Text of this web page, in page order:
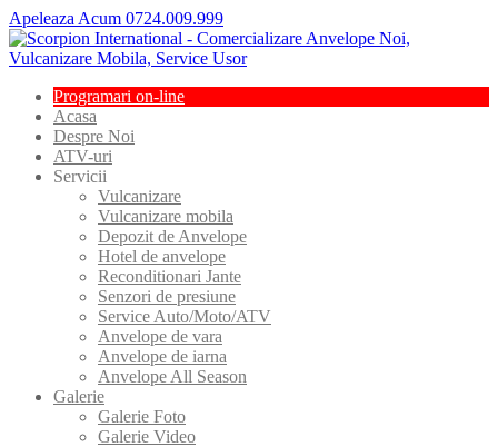
Apeleaza Acum 0724.009.999
Programari on-line
Acasa
Despre Noi
ATV-uri
Servicii
Vulcanizare
Vulcanizare mobila
Depozit de Anvelope
Hotel de anvelope
Reconditionari Jante
Senzori de presiune
Service Auto/Moto/ATV
Anvelope de vara
Anvelope de iarna
Anvelope All Season
Galerie
Galerie Foto
Galerie Video